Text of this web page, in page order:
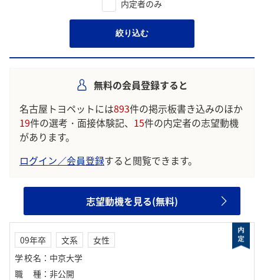
内定者のみ
絞り込む
無料の会員登録すると
名古屋トヨペットには893件の掲示板書き込みのほか
19件の選考・面接体験記、 15件の内定者の志望動機
があります。
ログイン／会員登録すると閲覧できます。
志望動機を見る(無料)
09年卒 文系
女性
学校名 ： 中京大学
職種 ： 非公開